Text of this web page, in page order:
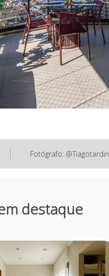
Fotógrafo: @Tiagotardin
destaque